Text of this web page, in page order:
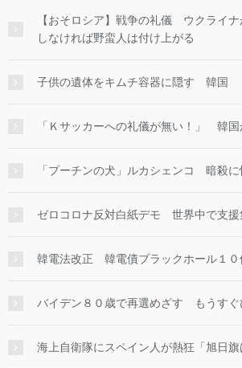
【おそロシア】戦争の礼儀 ウクライ
しなければ野蛮人は付け上がる
子供の遺体をキムチ容器に隠す 韓国
「Ｋサッカーへの礼儀が無い！」 韓
「プーチンの犬」ルカシェンコ 暗殺に
ゼロコロナ反対白紙デモ 世界中で支援
韓電法改正 韓電債ブラックホール１
バイデン８０歳で再選めざす もうす
海上自衛隊にスペイン人が熱狂「旭日旗